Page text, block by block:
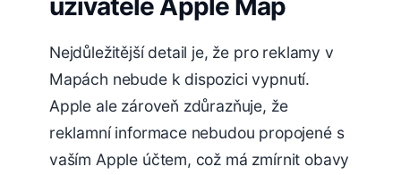
Nejdůležitější detail je, že pro reklamy v
Mapách nebude k dispozici vypnutí.
Apple ale zároveň zdůrazňuje, že
reklamní informace nebudou propojené s
vaším Apple účtem, což má zmírnit obavy